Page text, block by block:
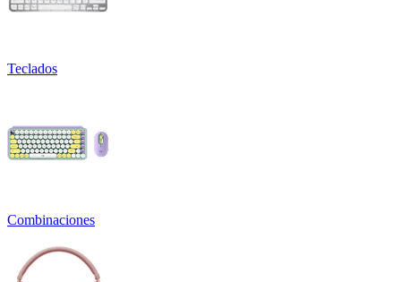
Teclados
Combinaciones